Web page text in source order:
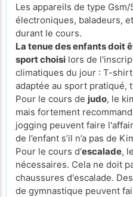
Les appareils de type
électroniques, baladeurs,
durant le cours.
La tenue des enfants doit
sport choisi lors de
climatiques du jour : T-
adaptée au sport pratiqué,
Pour le cours de judo, le
mais fortement
jogging peuvent faire
de l’enfant s’il n’a pas de
Pour le cours d'escalade,
nécessaires. Cela ne doit
chaussures d'escalade.
de gymnastique peuvent